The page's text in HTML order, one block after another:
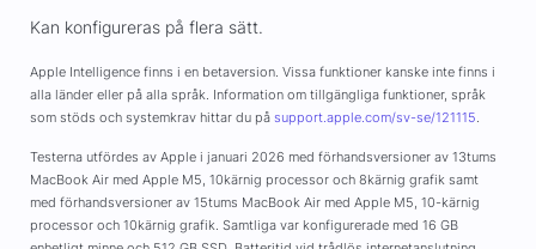
Kan konfigureras på flera sätt.
Apple Intelligence finns i en betaversion. Vissa funktioner kanske inte finns i
alla länder eller på alla språk. Information om tillgängliga funktioner, språk
som stöds och systemkrav hittar du på support.apple.com/sv-se/121115.
Testerna utfördes av Apple i januari 2026 med förhandsversioner av 13tums
MacBook Air med Apple M5, 10kärnig processor och 8kärnig grafik samt
med förhandsversioner av 15tums MacBook Air med Apple M5, 10-kärnig
processor och 10kärnig grafik. Samtliga var konfigurerade med 16 GB